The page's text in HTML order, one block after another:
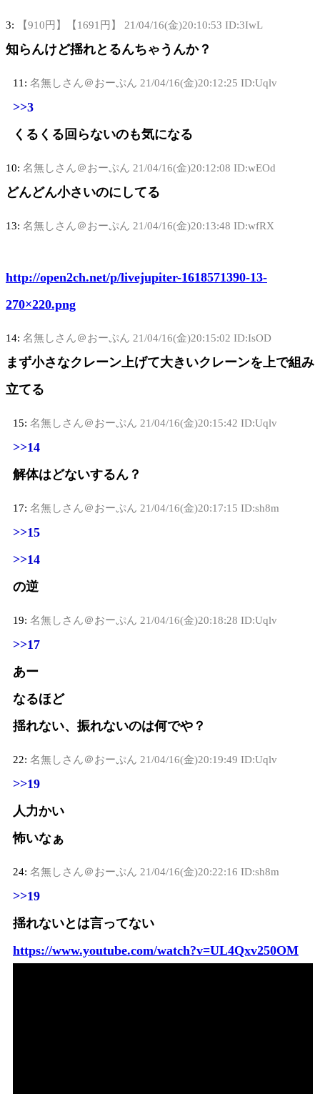
3: 【910円】【1691円】 21/04/16(金)20:10:53 ID:3IwL
知らんけど揺れとるんちゃうんか？
11: 名無しさん＠おーぷん 21/04/16(金)20:12:25 ID:Uqlv
>>3
くるくる回らないのも気になる
10: 名無しさん＠おーぷん 21/04/16(金)20:12:08 ID:wEOd
どんどん小さいのにしてる
13: 名無しさん＠おーぷん 21/04/16(金)20:13:48 ID:wfRX
http://open2ch.net/p/livejupiter-1618571390-13-
270×220.png
14: 名無しさん＠おーぷん 21/04/16(金)20:15:02 ID:IsOD
まず小さなクレーン上げて大きいクレーンを上で組み
立てる
15: 名無しさん＠おーぷん 21/04/16(金)20:15:42 ID:Uqlv
>>14
解体はどないするん？
17: 名無しさん＠おーぷん 21/04/16(金)20:17:15 ID:sh8m
>>15
>>14
の逆
19: 名無しさん＠おーぷん 21/04/16(金)20:18:28 ID:Uqlv
>>17
あー
なるほど
揺れない、振れないのは何でや？
22: 名無しさん＠おーぷん 21/04/16(金)20:19:49 ID:Uqlv
>>19
人力かい
怖いなぁ
24: 名無しさん＠おーぷん 21/04/16(金)20:22:16 ID:sh8m
>>19
揺れないとは言ってない
https://www.youtube.com/watch?v=UL4Qxv250OM